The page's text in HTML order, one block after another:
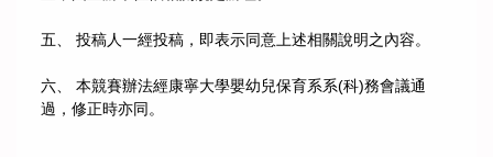
五、 投稿人一經投稿，即表示同意上述相關說明之內容。
六、 本競賽辦法經康寧大學嬰幼兒保育系系(科)務會議通
過，修正時亦同。